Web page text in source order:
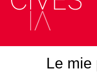
Le mie